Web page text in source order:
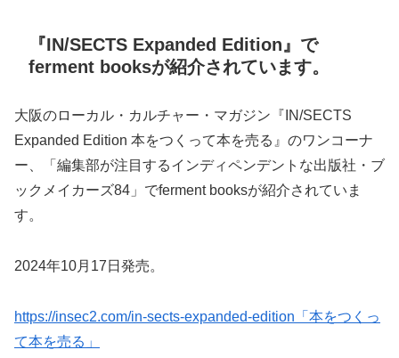
『IN/SECTS Expanded Edition』で
ferment booksが紹介されています。
大阪のローカル・カルチャー・マガジン『IN/SECTS
Expanded Edition 本をつくって本を売る』のワンコーナ
ー、「編集部が注目するインディペンデントな出版社・ブ
ックメイカーズ84」でferment booksが紹介されていま
す。
2024年10月17日発売。
https://insec2.com/in-sects-expanded-edition「本をつくっ
て本を売る」